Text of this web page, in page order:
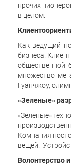
прочих
в целом.
Как ведущий
бизнеса.
общественной
множество
Гуанчжоу,
«Зеленые»
«Зеленые»
Компания
вещей.
Волонтерство